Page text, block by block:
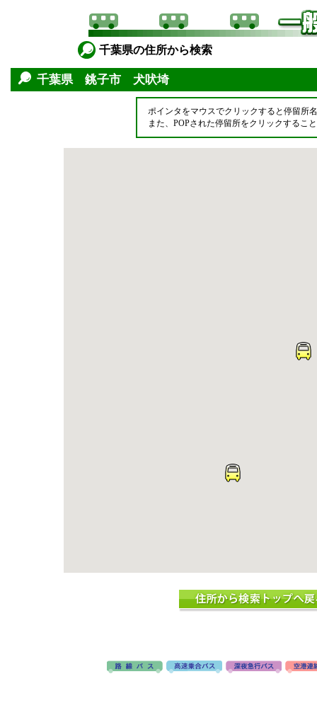
千葉県の住所から検索
千葉県 銚子市 犬吠埼
ポインタをマウスでクリックすると停留所
また、POPされた停留所をクリックするこ